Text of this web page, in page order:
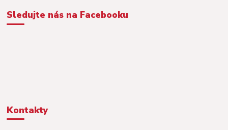
Sledujte nás na Facebooku
Kontakty